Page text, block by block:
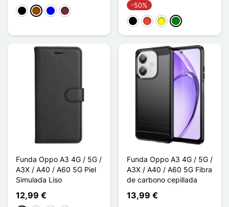
NegroMarrón
AzulRouge Vin
-50%
NegroRojoAmarillo
Verde
Funda Oppo A3 4G / 5G /
A3X / A40 / A60 5G Piel
Simulada Liso
12,99 €
Funda Oppo A3 4G / 5G /
A3X / A40 / A60 5G Fibra
de carbono cepillada
13,99 €